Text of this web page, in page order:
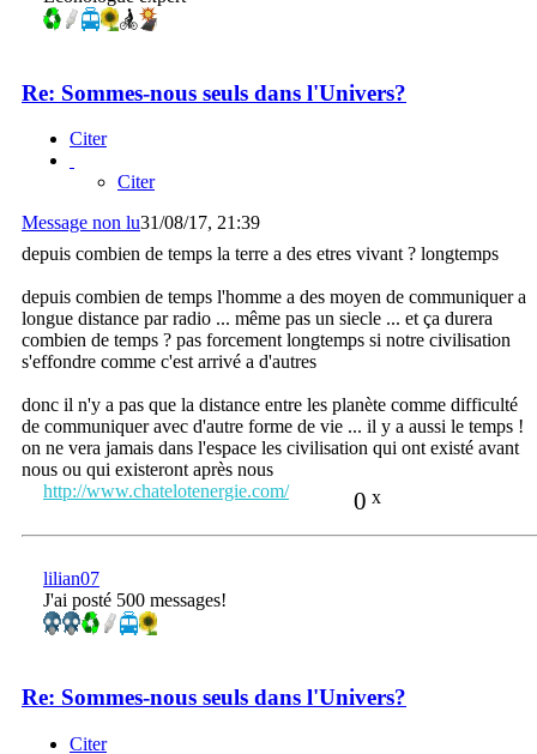
Re: Sommes-nous seuls dans l'Univers?
Citer
Citer
Message non lu31/08/17, 21:39
depuis combien de temps la terre a des etres vivant ? longtemps
depuis combien de temps l'homme a des moyen de communiquer a
longue distance par radio ... même pas un siecle ... et ça durera
combien de temps ? pas forcement longtemps si notre civilisation
s'effondre comme c'est arrivé a d'autres
donc il n'y a pas que la distance entre les planète comme difficulté
de communiquer avec d'autre forme de vie ... il y a aussi le temps !
on ne vera jamais dans l'espace les civilisation qui ont existé avant
nous ou qui existeront après nous
0 x
http://www.chatelotenergie.com/
lilian07
J'ai posté 500 messages!
Re: Sommes-nous seuls dans l'Univers?
Citer